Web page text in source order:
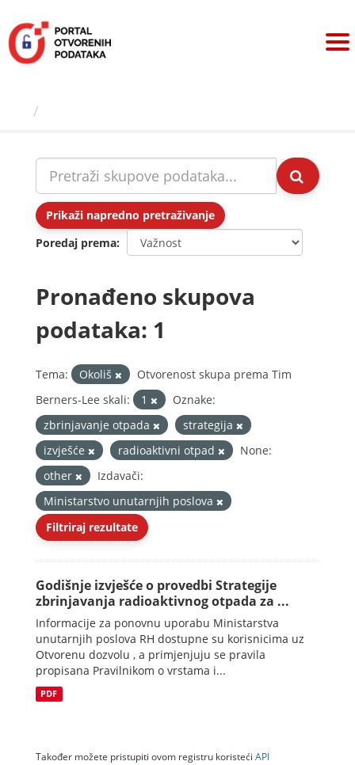
sadržaj
Prikaži napredno pretraživanje
Poredaj prema
Pronađeno skupova
podataka: 1
Tema: Okoliš
Otvorenost skupa prema Tim
Berners-Lee skali:
1
Oznake:
zbrinjavanje otpada
strategija
izvješće
radioaktivni otpad
None:
other
Izdavači:
Ministarstvo unutarnjih poslova
Filtriraj rezultate
Godišnje izvješće o provedbi Strategije
zbrinjavanja radioaktivnog otpada za ...
Informacije za ponovnu uporabu Ministarstva
unutarnjih poslova RH dostupne su korisnicima uz
Otvorenu dozvolu , a primjenjuju se pravila
propisana Pravilnikom o vrstama i...
PDF
Također možete pristupiti ovom registru koristeći API